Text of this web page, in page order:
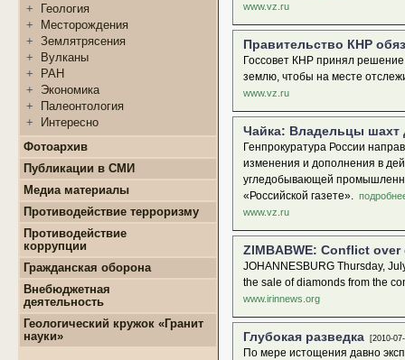
+
Геология
+
Месторождения
+ Землятрясения
+
Вулканы
+
РАН
+
Экономика
+
Палеонтология
+
Интересно
Фотоархив
Публикации в СМИ
Медиа материалы
Противодействие терроризму
Противодействие
коррупции
+
Нормативно-правовые и
иные акты в сфере
противодействия
коррупции
+
Методические
материалы
+ Формы документов,
Гражданская оборона
Внебюджетная
деятельность
+
Геологоразведочные
работы
Геотехнические
Геологический кружок «Гранит
науки»
www.vz.ru
Правительство КНР
Госсовет КНР принял
землю, чтобы на месте
www.vz.ru
Чайка: Владельцы шахт
Генпрокуратура России
изменения и дополнения в
угледобывающей
«Российской газете».
www.vz.ru
ZIMBABWE: Conflict
JOHANNESBURG Thursday,
the sale of diamonds from the
www.irinnews.org
Глубокая разведка [2010-
По мере истощения давно